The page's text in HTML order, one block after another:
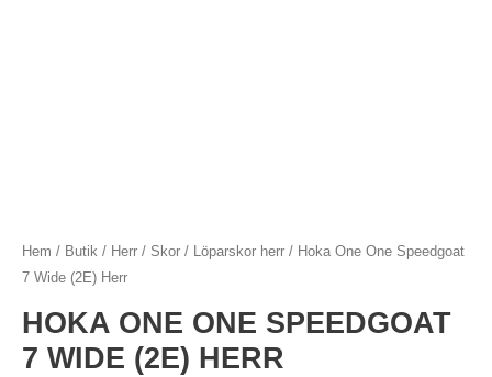
Hem / Butik / Herr / Skor / Löparskor herr / Hoka One One Speedgoat
7 Wide (2E) Herr
HOKA ONE ONE SPEEDGOAT
7 WIDE (2E) HERR